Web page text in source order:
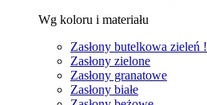
Wg koloru i materiału
Zasłony butelkowa zieleń !
Zasłony zielone
Zasłony granatowe
Zasłony białe